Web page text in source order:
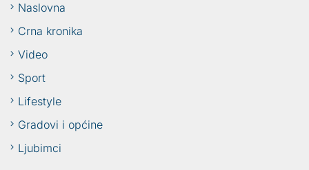
Naslovna
Crna kronika
Video
Sport
Lifestyle
Gradovi i općine
Ljubimci